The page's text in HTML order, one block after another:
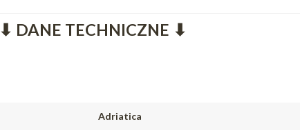
⬇ DANE TECHNICZNE ⬇
Adriatica